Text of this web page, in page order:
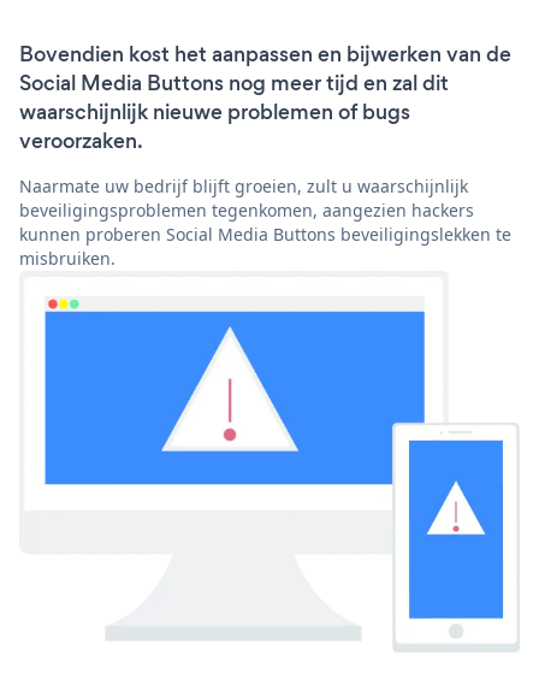
Bovendien kost het aanpassen en bijwerken van de
Social Media Buttons nog meer tijd en zal dit
waarschijnlijk nieuwe problemen of bugs
veroorzaken.
Naarmate uw bedrijf blijft groeien, zult u waarschijnlijk
beveiligingsproblemen tegenkomen, aangezien hackers
kunnen proberen Social Media Buttons beveiligingslekken te
misbruiken.